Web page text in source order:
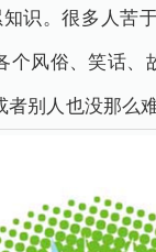
识。很多人苦
个风俗、笑话、
别人也没那么